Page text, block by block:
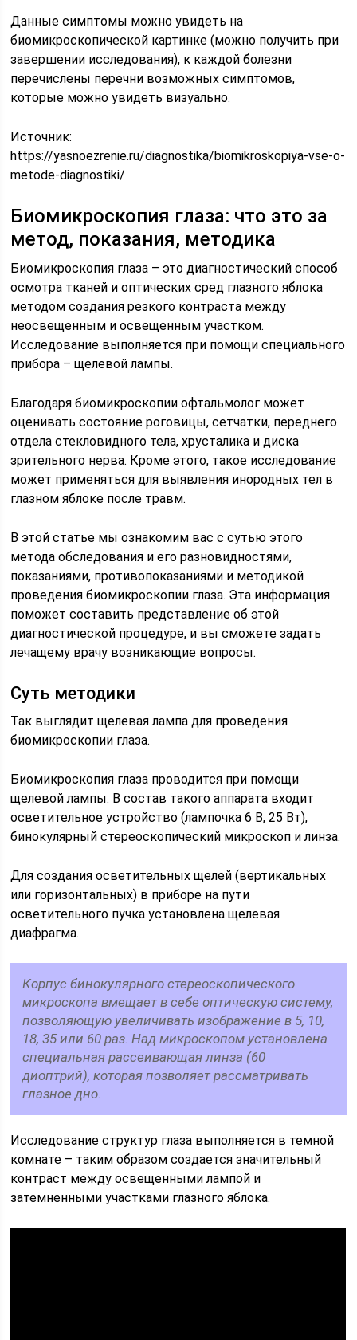
Данные симптомы можно увидеть на
биомикроскопической картинке (можно получить при
завершении исследования), к каждой болезни
перечислены перечни возможных симптомов,
которые можно увидеть визуально.
Источник:
https://yasnoezrenie.ru/diagnostika/biomikroskopiya-vse-o-
metode-diagnostiki/
Биомикроскопия глаза: что это за
метод, показания, методика
Биомикроскопия глаза – это диагностический способ
осмотра тканей и оптических сред глазного яблока
методом создания резкого контраста между
неосвещенным и освещенным участком.
Исследование выполняется при помощи специального
прибора – щелевой лампы.
Благодаря биомикроскопии офтальмолог может
оценивать состояние роговицы, сетчатки, переднего
отдела стекловидного тела, хрусталика и диска
зрительного нерва. Кроме этого, такое исследование
может применяться для выявления инородных тел в
глазном яблоке после травм.
В этой статье мы ознакомим вас с сутью этого
метода обследования и его разновидностями,
показаниями, противопоказаниями и методикой
проведения биомикроскопии глаза. Эта информация
поможет составить представление об этой
диагностической процедуре, и вы сможете задать
лечащему врачу возникающие вопросы.
Суть методики
Так выглядит щелевая лампа для проведения
биомикроскопии глаза.
Биомикроскопия глаза проводится при помощи
щелевой лампы. В состав такого аппарата входит
осветительное устройство (лампочка 6 В, 25 Вт),
бинокулярный стереоскопический микроскоп и линза.
Для создания осветительных щелей (вертикальных
или горизонтальных) в приборе на пути
осветительного пучка установлена щелевая
диафрагма.
Корпус бинокулярного стереоскопического
микроскопа вмещает в себе оптическую систему,
позволяющую увеличивать изображение в 5, 10,
18, 35 или 60 раз. Над микроскопом установлена
специальная рассеивающая линза (60
диоптрий), которая позволяет рассматривать
глазное дно.
Исследование структур глаза выполняется в темной
комнате – таким образом создается значительный
контраст между освещенными лампой и
затемненными участками глазного яблока.